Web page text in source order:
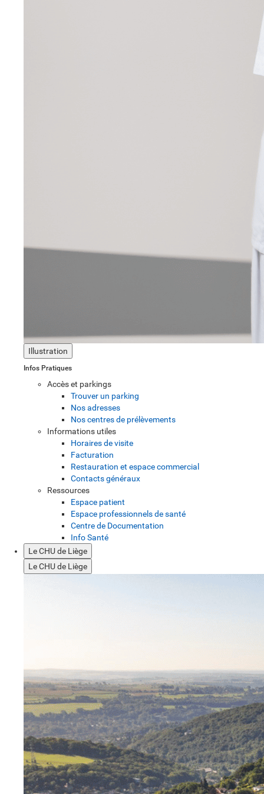
Illustration
Infos Pratiques
Accès et parkings
Trouver un parking
Nos adresses
Nos centres de prélèvements
Informations utiles
Horaires de visite
Facturation
Restauration et espace commercial
Contacts généraux
Ressources
Espace patient
Espace professionnels de santé
Centre de Documentation
Info Santé
Le CHU de Liège
Le CHU de Liège